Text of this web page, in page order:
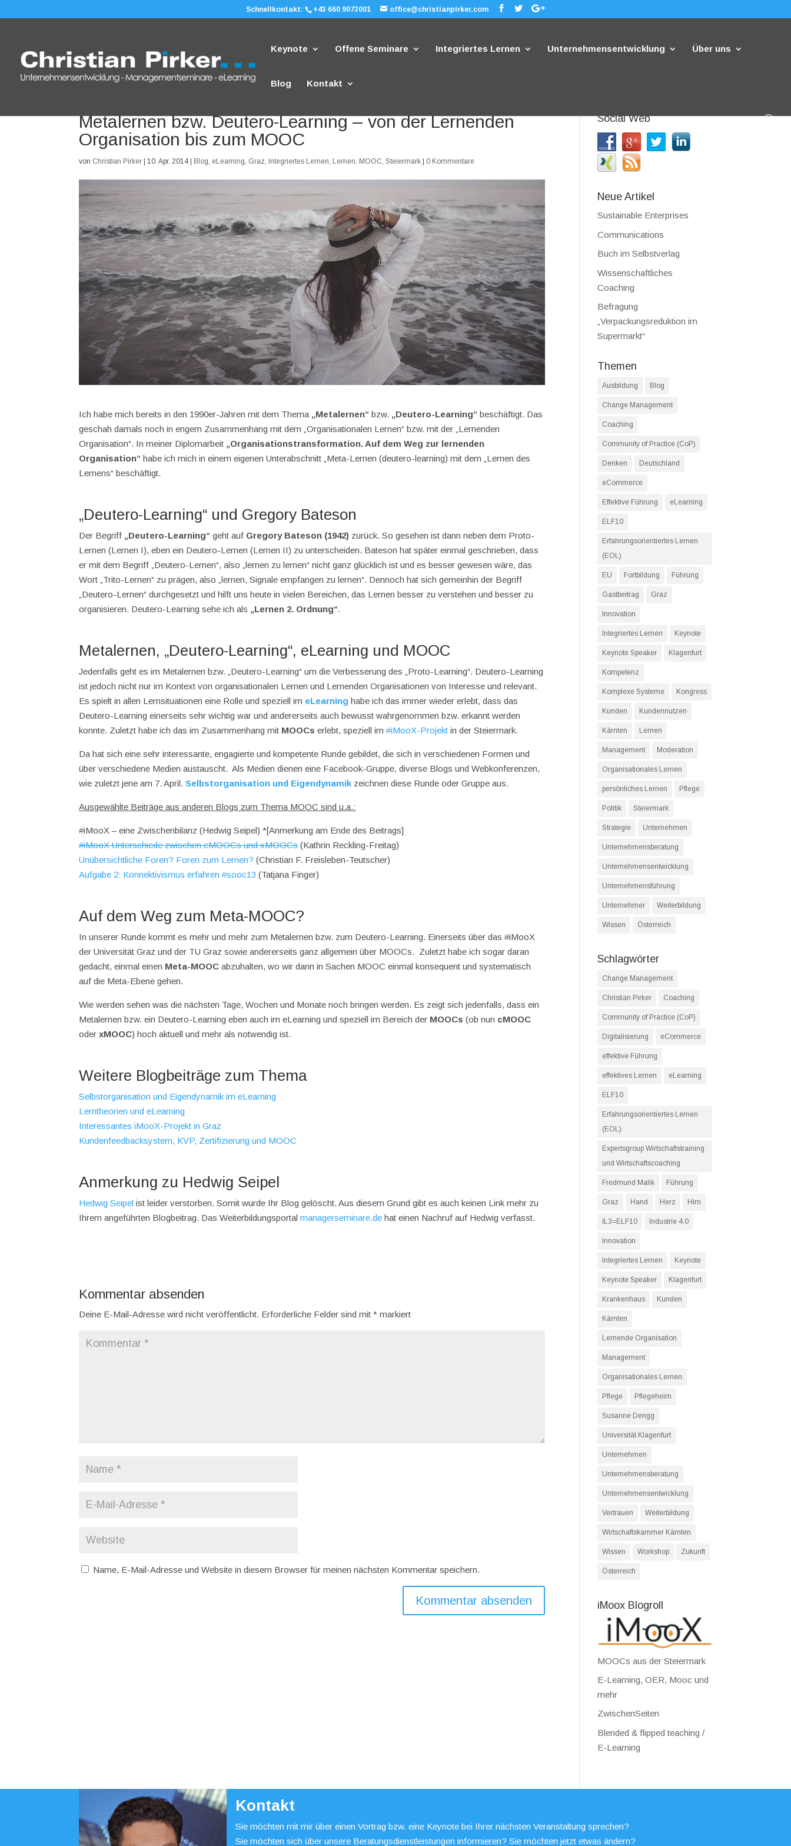
Schnellkontakt: +43 660 9073001 office@christianpirker.com
Keynote Offene Seminare Integriertes Lernen Unternehmensentwicklung Über uns
Blog Kontakt
Metalernen bzw. Deutero-Learning – von der Lernenden
Organisation bis zum MOOC
von Christian Pirker |10. Apr. 2014 Blog, eLearning, Graz, Integriertes Lernen, Lernen, MOOC,Steiermark 0 Kommentare
Ich habe mich bereits in den 1990er-Jahren mit dem Thema „Metalernen“ bzw. „Deutero-Learning“ beschäftigt. Das
geschah damals noch in engem Zusammenhang mit dem „Organisationalen Lernen“ bzw. mit der „Lernenden
Organisation“. In meiner Diplomarbeit „Organisationstransformation. Auf dem Weg zur lernenden
Organisation“ habe ich mich in einem eigenen Unterabschnitt „Meta-Lernen (deutero-learning) mit dem „Lernen des
Lernens“ beschäftigt.
„Deutero-Learning“ und Gregory Bateson
Der Begriff „Deutero-Learning“ geht auf Gregory Bateson (1942) zurück. So gesehen ist dann neben dem Proto-
Lernen (Lernen I), eben ein Deutero-Lernen (Lernen II) zu unterscheiden. Bateson hat später einmal geschrieben, dass
er mit dem Begriff „Deutero-Lernen“, also „lernen zu lernen“ nicht ganz glücklich ist und es besser gewesen wäre, das
Wort „Trito-Lernen“ zu prägen, also „lernen, Signale empfangen zu lernen“. Dennoch hat sich gemeinhin der Begriff
„Deutero-Lernen“ durchgesetzt und hilft uns heute in vielen Bereichen, das Lernen besser zu verstehen und besser zu
organisieren. Deutero-Learning sehe ich als „Lernen 2. Ordnung“.
Metalernen, „Deutero-Learning“, eLearning und MOOC
Jedenfalls geht es im Metalernen bzw. „Deutero-Learning“ um die Verbesserung des „Proto-Learning“. Deutero-Learning
ist jedoch nicht nur im Kontext von organisationalen Lernen und Lernenden Organisationen von Interesse und relevant.
Es spielt in allen Lernsituationen eine Rolle und speziell im eLearning habe ich das immer wieder erlebt, dass das
Deutero-Learning einerseits sehr wichtig war und andererseits auch bewusst wahrgenommen bzw. erkannt werden
konnte. Zuletzt habe ich das im Zusammenhang mit MOOCs erlebt, speziell im#iMooX-Projekt in der Steiermark.
Da hat sich eine sehr interessante, engagierte und kompetente Runde gebildet, die sich in verschiedenen Formen und
über verschiedene Medien austauscht. Als Medien dienen eine Facebook-Gruppe, diverse Blogs und Webkonferenzen,
wie zuletzt jene am 7. April.Selbstorganisation und Eigendynamik zeichnen diese Runde oder Gruppe aus.
Ausgewählte Beiträge aus anderen Blogs zum Thema MOOC sind u.a.:
#iMooX – eine Zwischenbilanz (Hedwig Seipel) *[Anmerkung am Ende des Beitrags]
#iMooX Unterschiede zwischen cMOOCs und xMOOCs(Kathrin Reckling-Freitag)
Unübersichtliche Foren? Foren zum Lernen? (Christian F. Freisleben-Teutscher)
Aufgabe 2: Konnektivismus erfahren #sooc13 (Tatjana Finger)
Auf dem Weg zum Meta-MOOC?
In unserer Runde kommt es mehr und mehr zum Metalernen bzw. zum Deutero-Learning. Einerseits über das #iMooX
der Universität Graz und der TU Graz sowie andererseits ganz allgemein über MOOCs. Zuletzt habe ich sogar daran
gedacht, einmal einen Meta-MOOC abzuhalten, wo wir dann in Sachen MOOC einmal konsequent und systematisch
auf die Meta-Ebene gehen.
Wie werden sehen was die nächsten Tage, Wochen und Monate noch bringen werden. Es zeigt sich jedenfalls, dass ein
Metalernen bzw. ein Deutero-Learning eben auch im eLearning und speziell im Bereich der MOOCs (ob nun cMOOC
oderxMOOC) hoch aktuell und mehr als notwendig ist.
Weitere Blogbeiträge zum Thema
Selbstorganisation und Eigendynamik im eLearning
Lerntheorien und eLearning
Interessantes iMooX-Projekt in Graz
Kundenfeedbacksystem, KVP, Zertifizierung und MOOC
Anmerkung zu Hedwig Seipel
Hedwig Seipel ist leider verstorben. Somit wurde Ihr Blog gelöscht. Aus diesem Grund gibt es auch keinen Link mehr zu
Ihrem angeführten Blogbeitrag. Das Weiterbildungsportalmanagerseminare.de hat einen Nachruf auf Hedwig verfasst.
Kommentar absenden
Deine E-Mail-Adresse wird nicht veröffentlicht. Erforderliche Felder sind mit* markiert
Name, E-Mail-Adresse und Website in diesem Browser für meinen nächsten Kommentar speichern.
Social Web
Neue Artikel
Sustainable Enterprises
Communications
Buch im Selbstverlag
Wissenschaftliches
Coaching
Befragung
„Verpackungsreduktion im
Supermarkt“
Themen
Ausbildung Blog
Change Management
Coaching
Community of Practice (CoP)
Denken Deutschland
eCommerce
Effektive Führung eLearning
ELF10
Erfahrungsorientiertes Lernen
(EOL)
EU Fortbildung Führung
Gastbeitrag Graz
Innovation
Integriertes Lernen Keynote
Keynote Speaker Klagenfurt
Kompetenz
Komplexe Systeme Kongress
Kunden Kundennutzen
Kärnten Lernen
Management Moderation
Organisationales Lernen
persönliches Lernen Pflege
Politik Steiermark
Strategie Unternehmen
Unternehmensberatung
Unternehmensentwicklung
Unternehmensführung
Unternehmer Weiterbildung
Wissen Österreich
Schlagwörter
Change Management
Christian Pirker Coaching
Community of Practice (CoP)
Digitalisierung eCommerce
effektive Führung
effektives Lernen eLearning
ELF10
Erfahrungsorientiertes Lernen
(EOL)
Expertsgroup Wirtschaftstraining
und Wirtschaftscoaching
Fredmund Malik Führung
Graz Hand Herz Hirn
IL3=ELF10 Industrie 4.0
Innovation
Integriertes Lernen Keynote
Keynote Speaker Klagenfurt
Krankenhaus Kunden
Kärnten
Lernende Organisation
Management
Organisationales Lernen
Pflege Pflegeheim
Susanne Dengg
Universität Klagenfurt
Unternehmen
Unternehmensberatung
Unternehmensentwicklung
Vertrauen Weiterbildung
Wirtschaftskammer Kärnten
Wissen Workshop Zukunft
Österreich
iMoox Blogroll
MOOCs aus der Steiermark
E-Learning, OER, Mooc und
mehr
ZwischenSeiten
Blended & flipped teaching /
E-Learning
Kontakt
Sie möchten mit mir über einen Vortrag bzw. eine Keynote bei Ihrer nächsten Veranstaltung sprechen?
Sie möchten sich über unsere Beratungsdienstleistungen informieren? Sie möchten jetzt etwas ändern?